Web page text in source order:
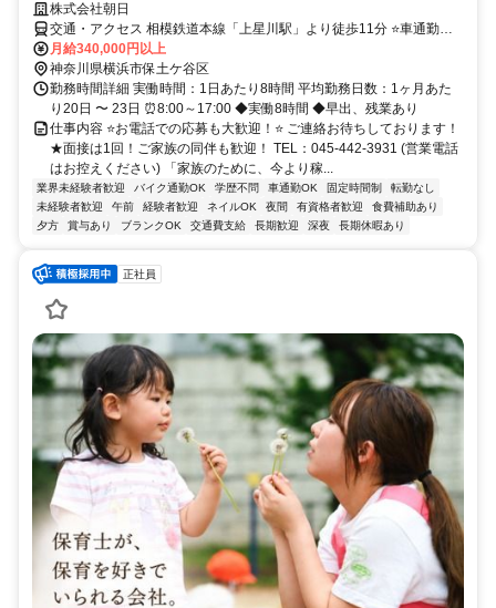
株式会社朝日
交通・アクセス 相模鉄道本線「上星川駅」より徒歩11分 ⭐車通勤
OK！
月給340,000円以上
神奈川県横浜市保土ケ谷区
勤務時間詳細 実働時間：1日あたり8時間 平均勤務日数：1ヶ月あた
り20日 〜 23日 ⏰8:00～17:00 ◆実働8時間 ◆早出、残業あり
仕事内容 ⭐お電話での応募も大歓迎！⭐ ご連絡お待ちしております！
★面接は1回！ご家族の同伴も歓迎！ TEL：045-442-3931 (営業電話
はお控えください) 「家族のために、今より稼...
業界未経験者歓迎 バイク通勤OK 学歴不問 車通勤OK 固定時間制
転勤なし
未経験者歓迎
午前 経験者歓迎 ネイルOK 夜間 有資格者歓迎
食費補助あり
夕方
賞与あり ブランクOK 交通費支給 長期歓迎 深夜 長期休暇あり
正社員